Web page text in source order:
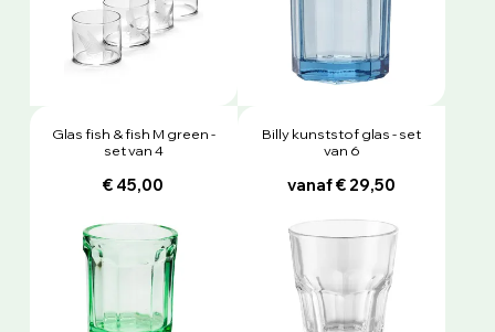
Glas fish & fish M green -
set van 4
€ 45,00
Billy kunststof glas - set
van 6
vanaf € 29,50